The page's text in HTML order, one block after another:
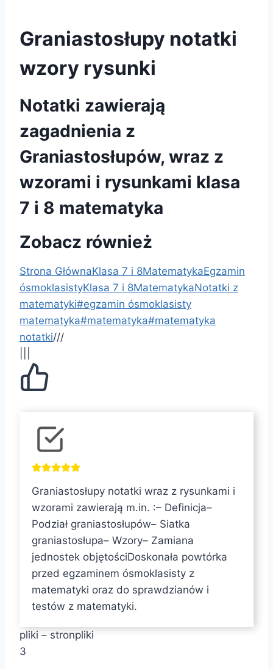
Graniastosłupy notatki
wzory rysunki
Notatki zawierają
zagadnienia z
Graniastosłupów, wraz z
wzorami i rysunkami klasa
7 i 8 matematyka
Zobacz również
Strona GłównaKlasa 7 i 8MatematykaEgzamin
ósmoklasistyKlasa 7 i 8MatematykaNotatki z
matematyki#egzamin ósmoklasisty
matematyka#matematyka#matematyka
notatki///
Graniastosłupy notatki wraz z rysunkami i
wzorami zawierają m.in. :– Definicja–
Podział graniastosłupów– Siatka
graniastosłupa– Wzory– Zamiana
jednostek objętościDoskonała powtórka
przed egzaminem ósmoklasisty z
matematyki oraz do sprawdzianów i
testów z matematyki.
pliki – stronpliki
3